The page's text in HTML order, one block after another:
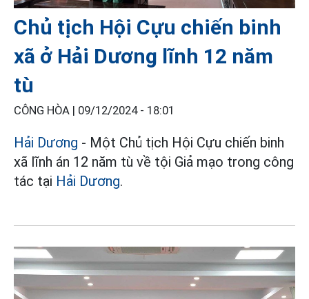
Chủ tịch Hội Cựu chiến binh
xã ở Hải Dương lĩnh 12 năm
tù
CÔNG HÒA | 09/12/2024 - 18:01
Hải Dương - Một Chủ tịch Hội Cựu chiến binh
xã lĩnh án 12 năm tù về tội Giả mạo trong công
tác tại Hải Dương.